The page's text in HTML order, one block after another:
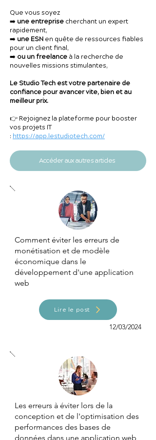
Que vous soyez
➡️ une entreprise cherchant un expert
rapidement,
➡️ une ESN en quête de ressources fiables
pour un client final,
➡️ ou un freelance à la recherche de
nouvelles missions stimulantes,
Le Studio Tech est votre partenaire de
confiance pour avancer vite, bien et au
meilleur prix.
👉 Rejoignez la plateforme pour booster
vos projets IT
: https://app.lestudiotech.com/
Accéder aux autres articles
Comment éviter les erreurs de
monétisation et de modèle
économique dans le
développement d'une application
web
Lire le post
12/03/2024
Les erreurs à éviter lors de la
conception et de l'optimisation des
performances des bases de
données dans une application web